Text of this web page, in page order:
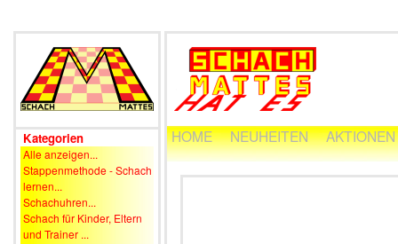
Kategorien
Alle anzeigen...
Stappenmethode - Schach
lernen...
Schachuhren...
Schach für Kinder, Eltern
und Trainer ...
HOME NEUHEITEN AKTIONEN